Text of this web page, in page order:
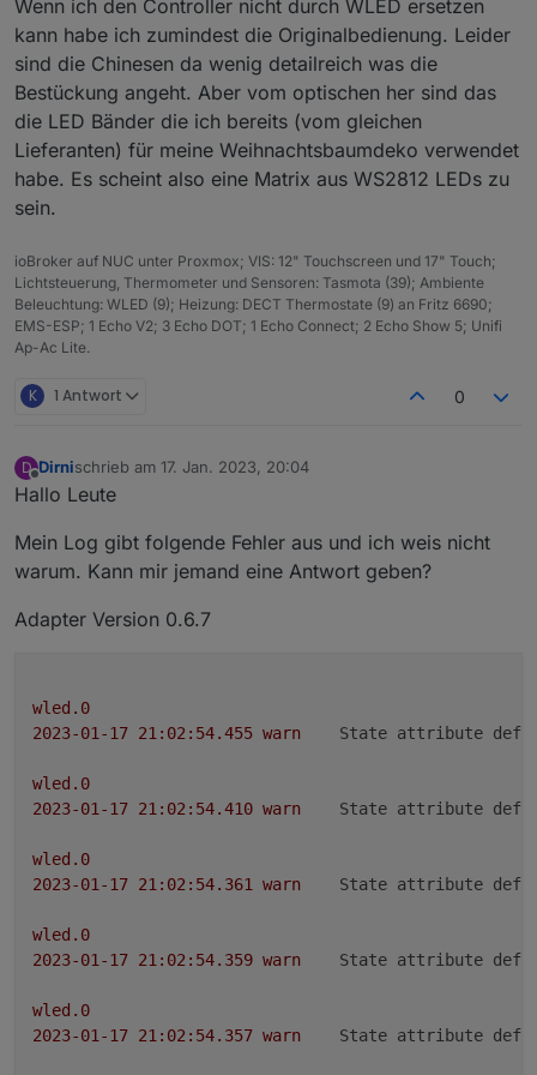
Wenn ich den Controller nicht durch WLED ersetzen
kann habe ich zumindest die Originalbedienung. Leider
sind die Chinesen da wenig detailreich was die
Bestückung angeht. Aber vom optischen her sind das
die LED Bänder die ich bereits (vom gleichen
Lieferanten) für meine Weihnachtsbaumdeko verwendet
habe. Es scheint also eine Matrix aus WS2812 LEDs zu
sein.
ioBroker auf NUC unter Proxmox; VIS: 12" Touchscreen und 17" Touch;
Lichtsteuerung, Thermometer und Sensoren: Tasmota (39); Ambiente
Beleuchtung: WLED (9); Heizung: DECT Thermostate (9) an Fritz 6690;
EMS-ESP; 1 Echo V2; 3 Echo DOT; 1 Echo Connect; 2 Echo Show 5; Unifi
Ap-Ac Lite.
K 1 Antwort 0
D
Offline
Dirnischrieb am 17. Jan. 2023, 20:04
zuletzt editiert von
Hallo Leute
Mein Log gibt folgende Fehler aus und ich weis nicht
warum. Kann mir jemand eine Antwort geben?
Adapter Version 0.6.7
wled.0
warn State attribute
wled.0
warn State attribute
wled.0
warn State attribute
wled.0
warn State attribute
wled.0
warn State attribute